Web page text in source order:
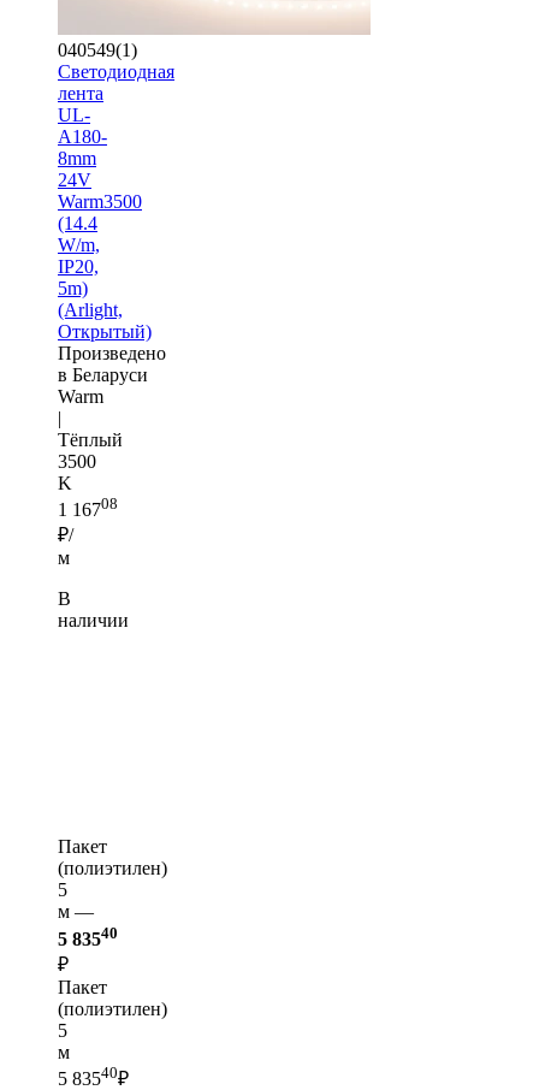
040549(1)
Светодиодная
лента
UL-
A180-
8mm
24V
Warm3500
(14.4
W/m,
IP20,
5m)
(Arlight,
Открытый)
Произведено
в Беларуси
Warm
|
Тёплый
3500
K
1 16708
₽/
м
В
наличии
Пакет
(полиэтилен)
5
м —
5 83540
₽
Пакет
(полиэтилен)
5
м
5 83540₽